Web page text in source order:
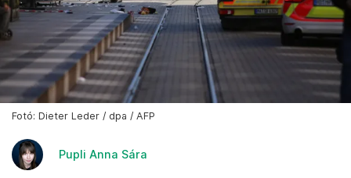
Fotó: Dieter Leder / dpa / AFP
Pupli Anna Sára